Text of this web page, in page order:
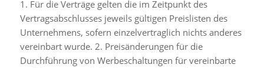
1. Für die Verträge gelten die im Zeitpunkt des
Vertragsabschlusses jeweils gültigen Preislisten des
Unternehmens, sofern einzelvertraglich nichts anderes
vereinbart wurde. 2. Preisänderungen für die
Durchführung von Werbeschaltungen für vereinbarte